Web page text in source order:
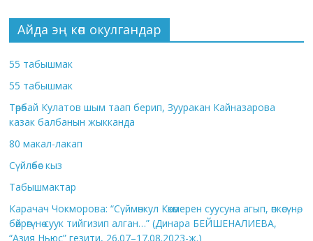
Айда эң көп окулгандар
55 табышмак
55 табышмак
Төрөбай Кулатов шым таап берип, Зууракан Кайназарова
казак балбанын жыкканда
80 макал-лакап
Сүйлөбөс кыз
Табышмактар
Карачач Чокморова: “Сүймөнкул Көкөмерен суусуна агып, өпкөсүнө,
бөйрөгүнө суук тийгизип алган…” (Динара БЕЙШЕНАЛИЕВА,
“Азия Ньюс” гезити, 26.07–17.08.2023-ж.)